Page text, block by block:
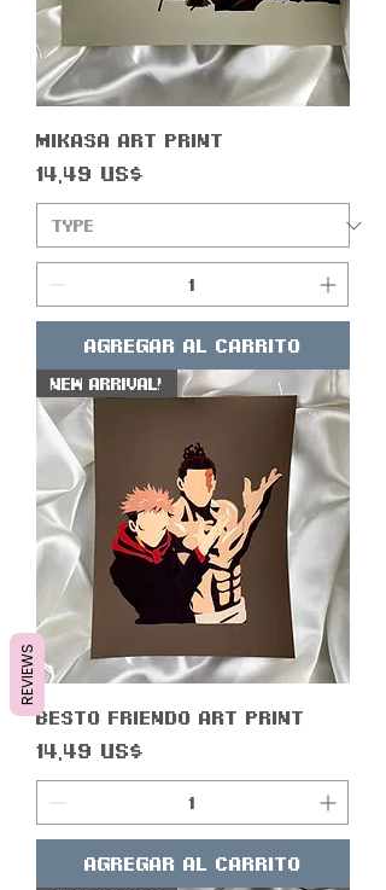
Mikasa Art Print
Precio
14,49 US$
Agregar al carrito
New Arrival!
Besto Friendo Art Print
Precio
14,49 US$
Agregar al carrito
REVIEWS